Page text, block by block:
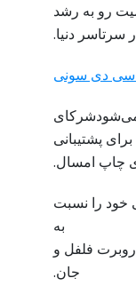
رو به رشد
سرتاسر دنیا.
سی دی سونی
می‌شودشرکای
پشتیبانی
چاپ امسال.
خود را نسبت
به
فلفل و
جان.